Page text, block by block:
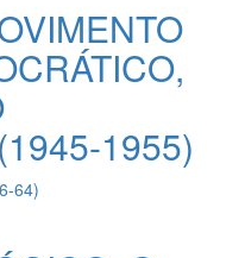
1955)
64)